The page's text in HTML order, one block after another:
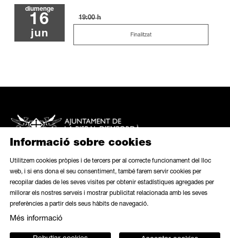
diumenge
16
jun
19:00 h
Finalitzat
Mapa web | Avís legal Ús de galetes | Butlletí | Contacte
Link a instagram
Link a contacte
Informació sobre cookies
Utilitzem cookies pròpies i de tercers per al correcte funcionament del lloc
web, i si ens dona el seu consentiment, també farem servir cookies per
recopilar dades de les seves visites per obtenir estadístiques agregades per
millorar els nostres serveis i mostrar publicitat relacionada amb les seves
preferències a partir dels seus hàbits de navegació.
Més informació